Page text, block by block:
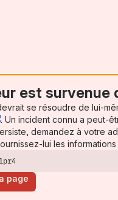
est survenue
se résoudre de lui-
, (opens new window)
. Un incident connu a peut-
demandez à votre
new window)
lui les informations
page